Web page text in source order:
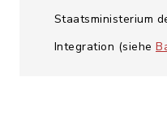
Staatsministerium
Integration (siehe